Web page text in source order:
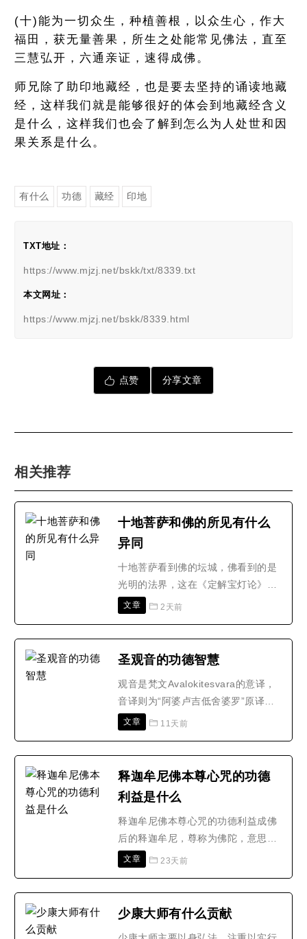
(十)能为一切众生，种植善根，以众生心，作大
福田，获无量善果，所生之处能常见佛法，直至
三慧弘开，六通亲证，速得成佛。
师兄除了助印地藏经，也是要去坚持的诵读地藏
经，这样我们就是能够很好的体会到地藏经含义
是什么，这样我们也会了解到怎么为人处世和因
果关系是什么。
有什么 功德 藏经 印地
TXT地址：
https://www.mjzj.net/bskk/txt/8339.txt
本文网址：
https://www.mjzj.net/bskk/8339.html
点赞 分享文章
相关推荐
十地菩萨和佛的所见有什么
异同
十地菩萨看到佛的坛城，佛看到的是
光明的法界，这在《定解宝灯论》中
说得很清楚。十地菩萨所看到的佛的
城，它是大无为法，光明与空性无二
中的坛城现前，二者之间不一样。化
身佛有生有灭，而报身佛是..
文章 2天前
圣观音的功德智慧
观音是梵文Avalokitesvara的意译，
音译则为“阿婆卢吉低舍婆罗”原译为
观世音，亦称为光世音、观自在。唐
观音菩萨，千百年来在中国民众心中
中国影响十分深远的一种精神现象，
自佛教传入中国后始流行..
文章 11天前
释迦牟尼佛本尊心咒的功德
利益是什么
释迦牟尼佛本尊心咒的功德利益成佛
后的释迦牟尼，尊称为佛陀，意思是
大彻大悟的人;民间信仰佛教的人也常
尼诞辰日。念释迦牟尼佛本尊心咒要
以仁慈心念诵才普度一切众生，“寂
文章 23天前
少康大师有什么贡献